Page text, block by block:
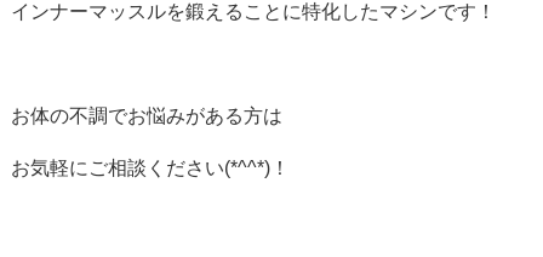
インナーマッスルを鍛えることに特化したマシンです！
お体の不調でお悩みがある方は
お気軽にご相談ください(*^^*)！